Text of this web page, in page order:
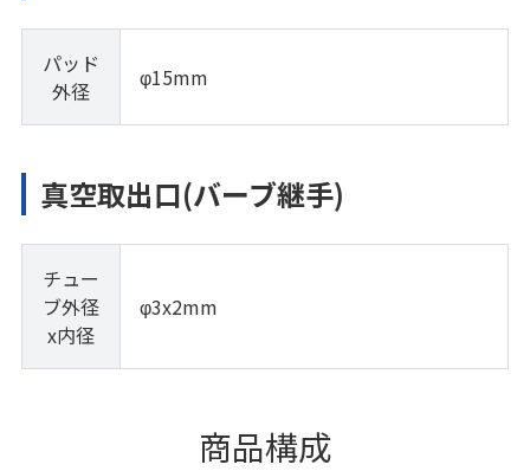
パッド
外径
φ15mm
真空取出口(バーブ継手)
チュー
ブ外径
x内径
φ3x2mm
商品構成